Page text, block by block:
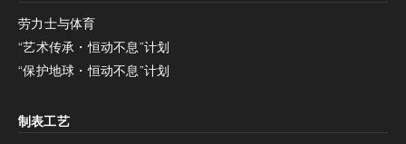
减少动画
减少动画
停用
劳力士与体育
“艺术传承・恒动不息”计划
“保护地球・恒动不息”计划
制表工艺